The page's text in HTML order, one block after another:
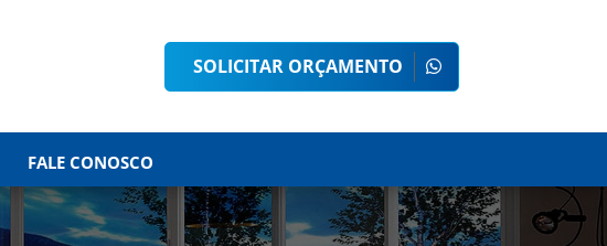
SOLICITAR ORÇAMENTO
FALE CONOSCO